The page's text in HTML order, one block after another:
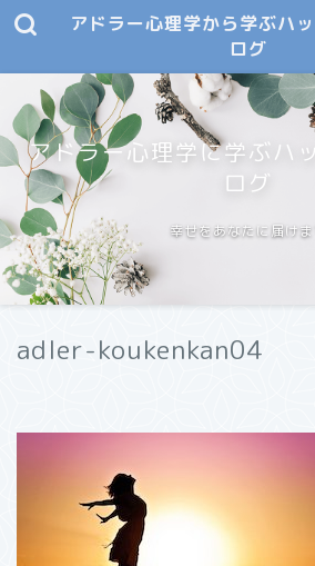
アドラー心理学から学ぶハ
ログ
アドラー心理学に学ぶハ
ログ
幸せをあなたに届けま
adler-koukenkan04